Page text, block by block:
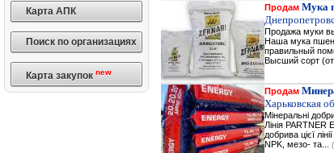
Карта АПК
Поиск по организациях
Карта закупок new
Продам Мука
Продажа муки
Наша мука
правильный
Высший сорт
Продам
Харьковская
Мінеральні
Лінія PARTNER
добрива цієї
NPK, мезо- та...